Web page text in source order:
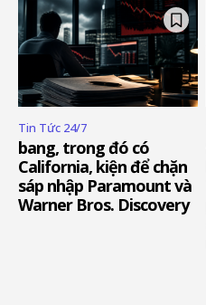
Tin Tức 24/7
bang, trong đó có
California, kiện để chặn
sáp nhập Paramount và
Warner Bros. Discovery